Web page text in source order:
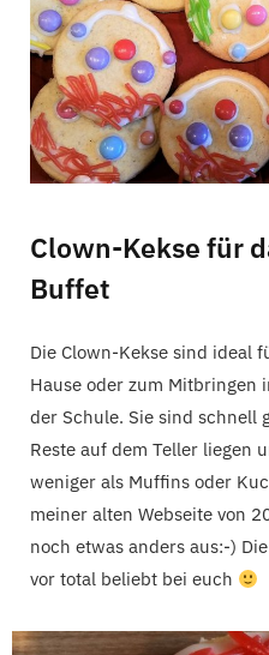
Clown-Kekse für
Buffet
Die Clown-Kekse sind ideal
Hause oder zum Mitbringen
der Schule. Sie sind schnell
Reste auf dem Teller liegen
weniger als Muffins oder
meiner alten Webseite von
noch etwas anders aus:-)
vor total beliebt bei euch